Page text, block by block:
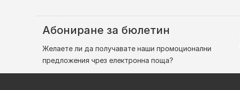
Абониране за бюлетин
Желаете ли да получавате наши промоционални
предложения чрез електронна поща?